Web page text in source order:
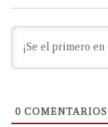
0 COMENTARIOS